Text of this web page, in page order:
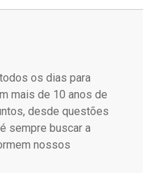
os dias para
mais de 10 anos de
desde questões
sempre buscar a
nossos